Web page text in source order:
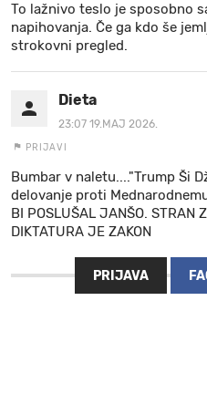
To lažnivo teslo je sposobno
napihovanja. Če ga kdo še
strokovni pregled.
Dieta
23:07 19.MAJ 2026.
PRIJAVI
Bumbar v naletu...."Trump Ši
delovanje proti
BI POSLUŠAL JANŠO. STRAN
DIKTATURA JE ZAKON
PRIJAVA